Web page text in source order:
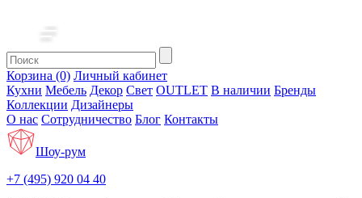
Корзина (0) Личный кабинет
Кухни Мебель Декор Свет OUTLET В наличии Бренды
Коллекции Дизайнеры
О нас Сотрудничество Блог Контакты
Шоу-рум
+7 (495) 920 04 40